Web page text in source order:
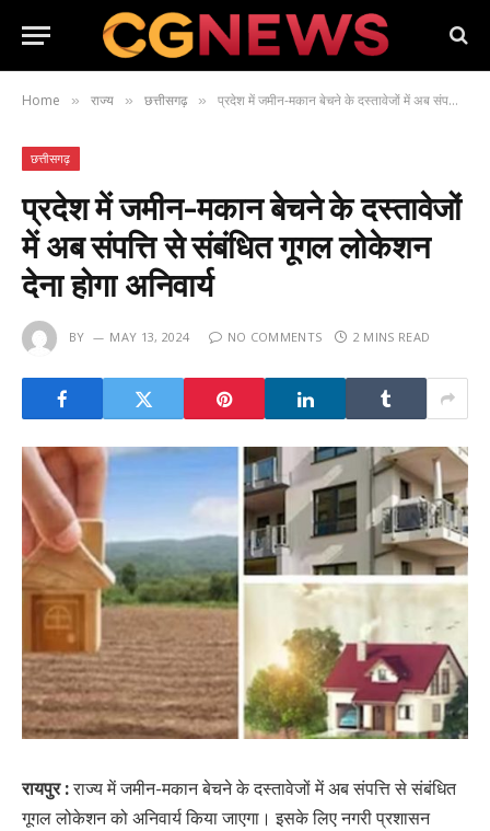
Home » राज्य » छत्तीसगढ़ » प्रदेश में जमीन-मकान बेचने के दस्तावेजों में अब संपत्ति से संबंधित गूगल लोकेशन देना होगा अनिवार्य
छत्तीसगढ़
प्रदेश में जमीन-मकान बेचने के दस्तावेजों
में अब संपत्ति से संबंधित गूगल लोकेशन
देना होगा अनिवार्य
BY MAY 13, 2024 NO COMMENTS 2 MINS READ
रायपुर :राज्य में जमीन-मकान बेचने के दस्तावेजों में अब संपत्ति से संबंधित
गूगल लोकेशन को अनिवार्य किया जाएगा। इसके लिए नगरी प्रशासन